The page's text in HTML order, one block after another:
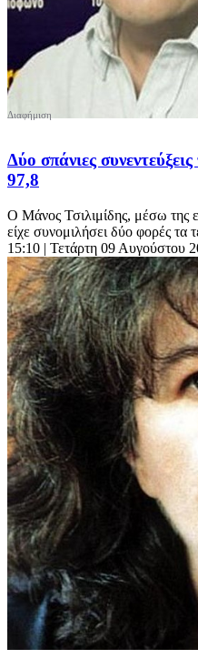
Δύο σπάνιες
97,8
Ο Μάνος Τσιλιμίδης, μέσω της
είχε συνομιλήσει δύο φορές τα
15:10 | Τετάρτη 09 Αυγούστου